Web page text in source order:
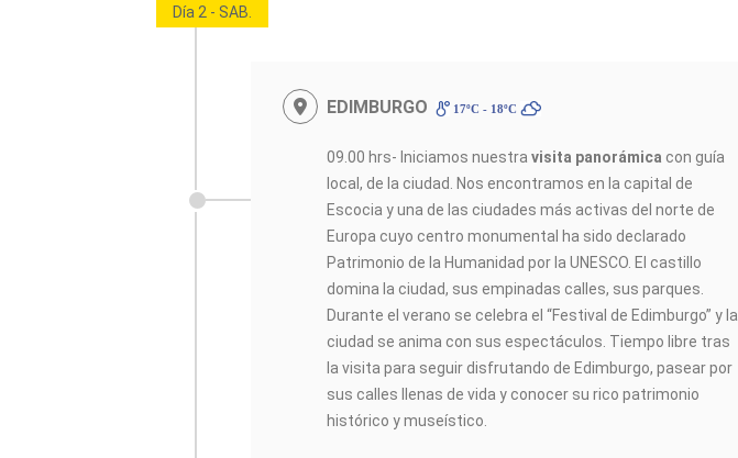
Día 2 - SAB.
EDIMBURGO 17ºC - 18ºC
09.00 hrs- Iniciamos nuestravisita panorámica con guía
local, de la ciudad. Nos encontramos en la capital de
Escocia y una de las ciudades más activas del norte de
Europa cuyo centro monumental ha sido declarado
Patrimonio de la Humanidad por la UNESCO. El castillo
domina la ciudad, sus empinadas calles, sus parques.
Durante el verano se celebra el “Festival de Edimburgo” y la
ciudad se anima con sus espectáculos. Tiempo libre tras
la visita para seguir disfrutando de Edimburgo, pasear por
sus calles llenas de vida y conocer su rico patrimonio
histórico y museístico.